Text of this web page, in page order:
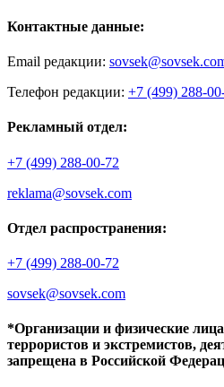
Контактные данные:
Email редакции:
Телефон редакции: +7 (499) 288-
Рекламный отдел:
+7 (499) 288-00-72
reklama@sovsek.com
Отдел распространения:
+7 (499) 288-00-72
sovsek@sovsek.com
*Организации и физические
террористов и экстремистов,
запрещена в Российской